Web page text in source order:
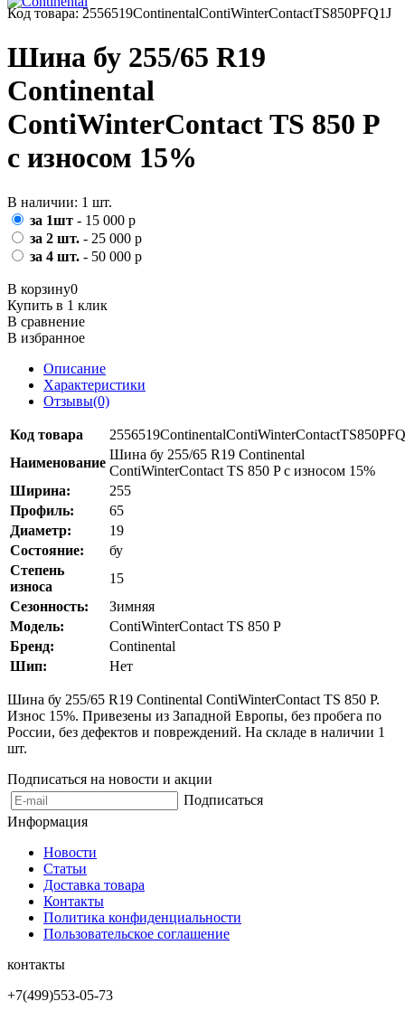
Код товара: 2556519ContinentalContiWinterContactTS850PFQ1J
Шина бу 255/65 R19
Continental
ContiWinterContact TS 850 P
с износом 15%
В наличии: 1 шт.
за 1шт - 15 000 р
за 2 шт. - 25 000 р
за 4 шт. - 50 000 р
В корзину0
Купить в 1 клик
В сравнение
В избранное
Описание
Характеристики
Отзывы(0)
Код товара
Наименование
Шина бу 255/65 R19 Continental
ContiWinterContact TS 850 P с износом 15%
Ширина:
255
Профиль:
65
Диаметр:
19
Состояние:
бу
Степень
износа
15
Сезонность:
Зимняя
Модель:
ContiWinterContact TS 850 P
Бренд:
Continental
Шип:
Нет
Шина бу 255/65 R19 Continental ContiWinterContact TS 850 P.
Износ 15%. Привезены из Западной Европы, без пробега по
России, без дефектов и повреждений. На складе в наличии 1
шт.
Подписаться на новости и акции
Подписаться
Информация
Новости
Статьи
Доставка товара
Контакты
Политика конфиденциальности
Пользовательское соглашение
контакты
+7(499)553-05-73